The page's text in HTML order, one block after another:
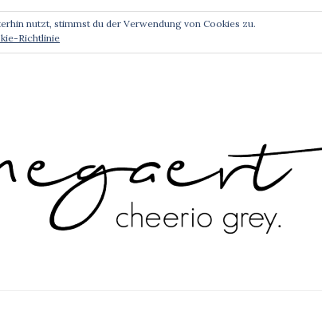
BY RENEGAERT IMPRESSUM DATENSCHUTZ
nutzt, stimmst du der Verwendung von Cookies zu.
Richtlinie